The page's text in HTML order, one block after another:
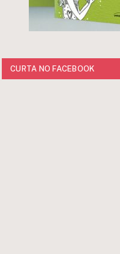
CURTA NO FACEBOOK